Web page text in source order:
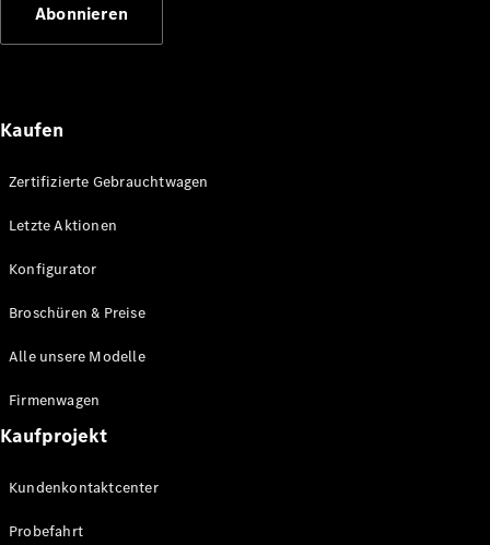
Brake
Shooting
C-Klasse T-
C-Klasse T-
Terrain
Modell
E-Klasse T-
Terrain
Abonnieren
Kaufen
Zertifizierte Gebrauchtwagen
Letzte Aktionen
Konfigurator
Broschüren & Preise
Alle unsere Modelle
Firmenwagen
Kaufprojekt
Kundenkontaktcenter
Probefahrt